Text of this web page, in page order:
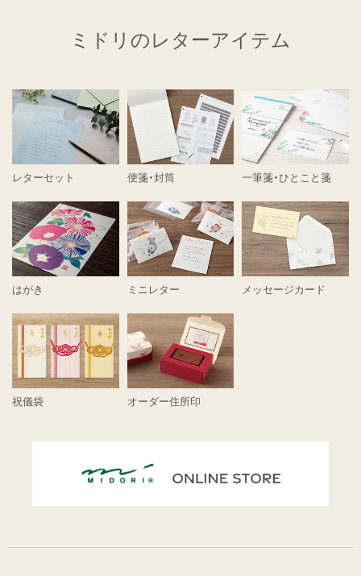
ミドリのレターアイテム
レターセット 便箋・封筒 一筆箋・ひとこと箋
はがき ミニレター メッセージカード
祝儀袋 オーダー住所印